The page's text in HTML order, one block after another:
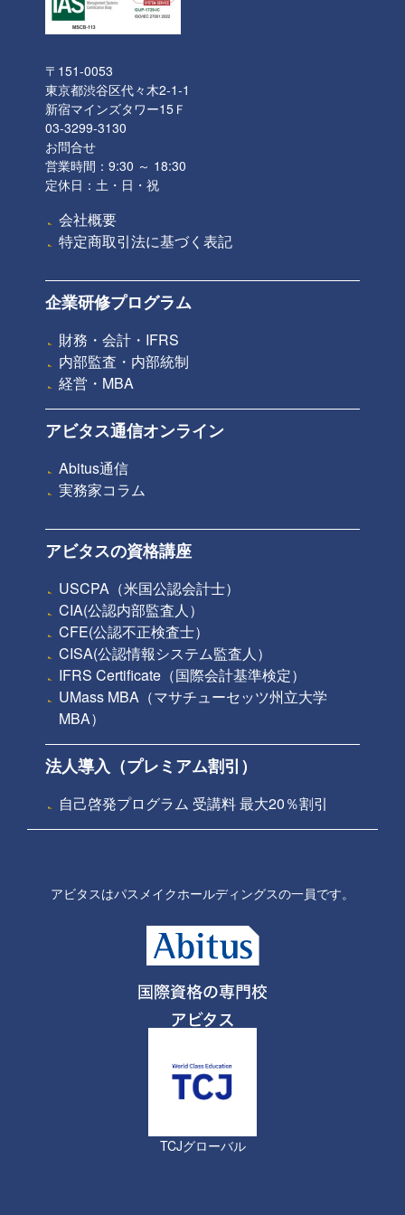
〒151-0053
東京都渋谷区代々木2-1-1
新宿マインズタワー15Ｆ
03-3299-3130
お問合せ
営業時間：9:30 ～ 18:30
定休日：土・日・祝
会社概要
特定商取引法に基づく表記
企業研修プログラム
財務・会計・IFRS
内部監査・内部統制
経営・MBA
アビタス通信オンライン
Abitus通信
実務家コラム
アビタスの資格講座
USCPA（米国公認会計士）
CIA(公認内部監査人）
CFE(公認不正検査士）
CISA(公認情報システム監査人）
IFRS Certificate（国際会計基準検定）
UMass MBA（マサチューセッツ州立大学
MBA）
法人導入（プレミアム割引）
自己啓発プログラム 受講料 最大20％割引
アビタスはパスメイクホールディングスの一員です。
TCJグローバル